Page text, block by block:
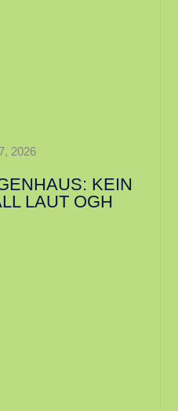
2026
KEIN
LAUT OGH